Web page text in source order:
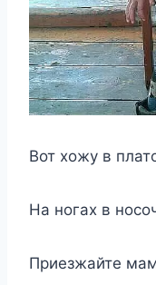
Вот хожу в
На ногах в
Приезжайте